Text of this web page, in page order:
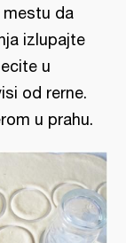
da
izlupajte
u
od rerne.
u prahu.